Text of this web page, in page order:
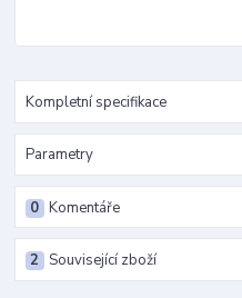
Kompletní specifikace
Parametry
Komentáře
0
Související zboží
2